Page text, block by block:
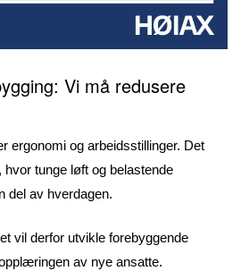
Vi må redusere
ergonomi og arbeidsstillinger. Det
tunge løft og belastende
del av hverdagen.
vil derfor utvikle forebyggende
av nye ansatte.